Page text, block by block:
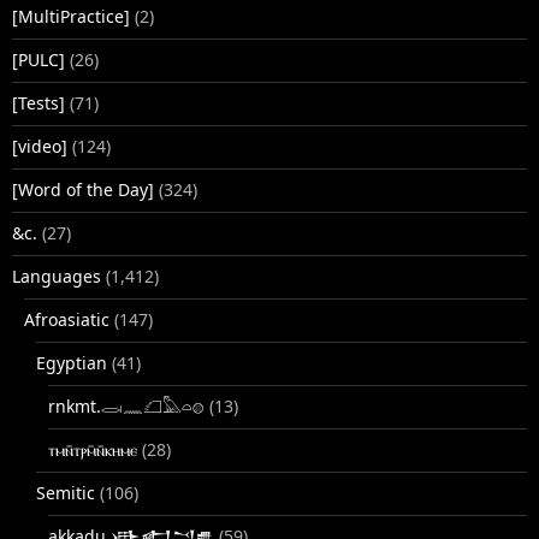
[MultiPractice] (2)
[PULC] (26)
[Tests] (71)
[video] (124)
[Word of the Day] (324)
&c. (27)
Languages (1,412)
Afroasiatic (147)
Egyptian (41)
rnkmt.𓂋𓏺𓈖𓆎𓅓𓏏𓊖 (13)
ⲧⲙⲛ̄ⲧⲣⲙ̄ⲛ̄ⲕⲏⲙⲉ (28)
Semitic (106)